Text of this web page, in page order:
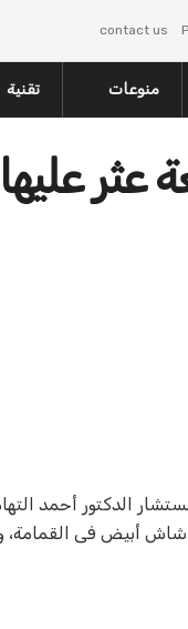
contact us
منوعات تقنية
عثر
الدكتور أحمد
شاش أبيض فى